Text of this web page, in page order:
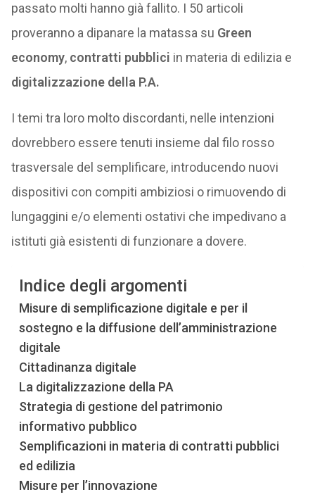
passato molti hanno già fallito. I 50 articoli
proveranno a dipanare la matassa su Green
economy, contratti pubblici in materia di edilizia e
digitalizzazione della P.A.
I temi tra loro molto discordanti, nelle intenzioni
dovrebbero essere tenuti insieme dal filo rosso
trasversale del semplificare, introducendo nuovi
dispositivi con compiti ambiziosi o rimuovendo di
lungaggini e/o elementi ostativi che impedivano a
istituti già esistenti di funzionare a dovere.
Indice degli argomenti
Misure di semplificazione digitale e per il
sostegno e la diffusione dell’amministrazione
digitale
Cittadinanza digitale
La digitalizzazione della PA
Strategia di gestione del patrimonio
informativo pubblico
Semplificazioni in materia di contratti pubblici
ed edilizia
Misure per l’innovazione